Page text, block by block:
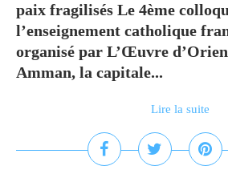
paix fragilisés Le 4ème
l’enseignement catholique
organisé par L’Œuvre
Amman, la capitale...
Lire la suite